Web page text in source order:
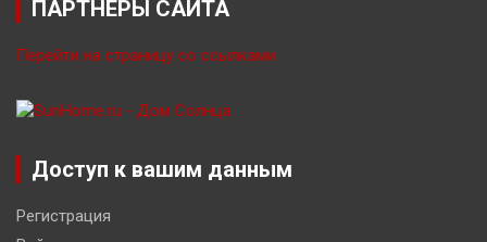
ПАРТНЁРЫ САЙТА
Перейти на страницу со ссылками
Доступ к вашим данным
Регистрация